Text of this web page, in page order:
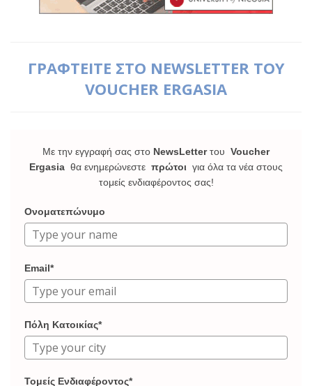
ΓΡΑΦΤΕΙΤΕ ΣΤΟ NEWSLETTER ΤΟΥ
VOUCHER ERGASIA
Με την εγγραφή σας στο NewsLetterτου Voucher
Ergasia θα ενημερώνεστε πρώτοι για όλα τα νέα στους
τομείς ενδιαφέροντος σας!
Ονοματεπώνυμο
Email*
Πόλη Κατοικίας*
Τομείς Ενδιαφέροντος*